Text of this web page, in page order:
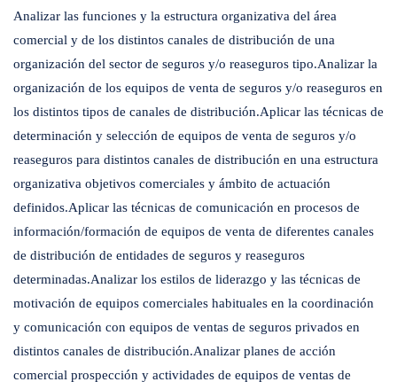
Analizar las funciones y la estructura organizativa del área
comercial y de los distintos canales de distribución de una
organización del sector de seguros y/o reaseguros tipo.Analizar la
organización de los equipos de venta de seguros y/o reaseguros en
los distintos tipos de canales de distribución.Aplicar las técnicas de
determinación y selección de equipos de venta de seguros y/o
reaseguros para distintos canales de distribución en una estructura
organizativa objetivos comerciales y ámbito de actuación
definidos.Aplicar las técnicas de comunicación en procesos de
información/formación de equipos de venta de diferentes canales
de distribución de entidades de seguros y reaseguros
determinadas.Analizar los estilos de liderazgo y las técnicas de
motivación de equipos comerciales habituales en la coordinación
y comunicación con equipos de ventas de seguros privados en
distintos canales de distribución.Analizar planes de acción
comercial prospección y actividades de equipos de ventas de